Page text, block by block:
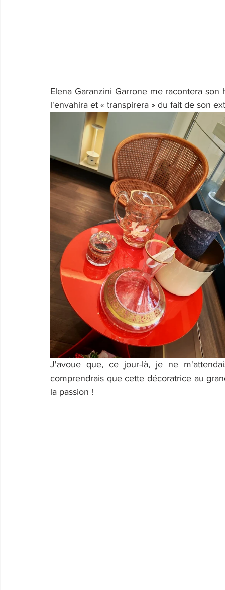
Elena Garanzini Garrone me racontera
l'envahira et « transpirera » du fait de son
J'avoue que, ce jour-là, je ne
comprendrais que cette décoratrice au
la passion !